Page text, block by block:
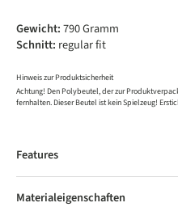
Gewicht:790 Gramm
Schnitt: regular fit
Hinweis zur Produktsicherheit
Achtung! Den Polybeutel, der zur
fernhalten. Dieser Beutel ist kein Spielzeug!
Features
Materialeigenschaften